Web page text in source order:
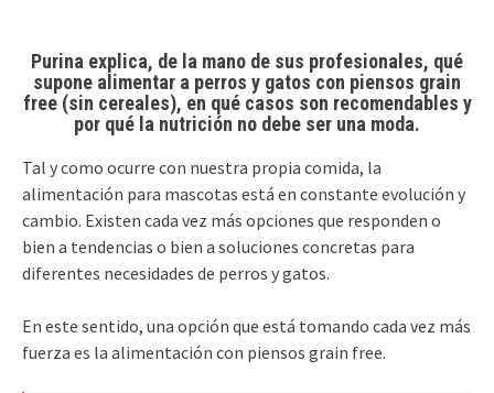
Purina explica, de la mano de sus profesionales, qué
supone alimentar a perros y gatos con piensos grain
free (sin cereales), en qué casos son recomendables y
por qué la nutrición no debe ser una moda.
Tal y como ocurre con nuestra propia comida, la
alimentación para mascotas está en constante evolución y
cambio. Existen cada vez más opciones que responden o
bien a tendencias o bien a soluciones concretas para
diferentes necesidades de perros y gatos.
En este sentido, una opción que está tomando cada vez más
fuerza es la alimentación con piensos grain free.